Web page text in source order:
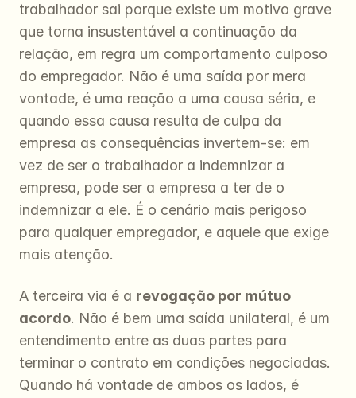
trabalhador sai porque existe um motivo grave
que torna insustentável a continuação da
relação, em regra um comportamento culposo
do empregador. Não é uma saída por mera
vontade, é uma reação a uma causa séria, e
quando essa causa resulta de culpa da
empresa as consequências invertem-se: em
vez de ser o trabalhador a indemnizar a
empresa, pode ser a empresa a ter de o
indemnizar a ele. É o cenário mais perigoso
para qualquer empregador, e aquele que exige
mais atenção.
A terceira via é a revogação por mútuo
acordo. Não é bem uma saída unilateral, é um
entendimento entre as duas partes para
terminar o contrato em condições negociadas.
Quando há vontade de ambos os lados, é